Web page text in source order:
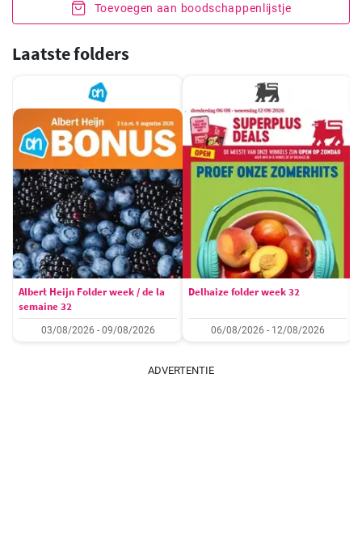
Toevoegen aan boodschappenlijstje
Laatste folders
Albert Heijn Folder week / de la
semaine 32
03/08/2026 - 09/08/2026
Delhaize folder week 32
06/08/2026 - 12/08/2026
ADVERTENTIE